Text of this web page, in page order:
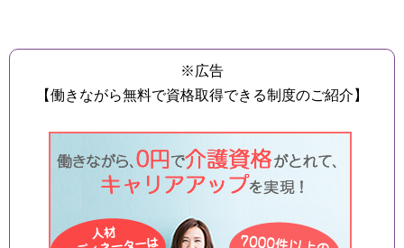
※広告
【働きながら無料で資格取得できる制度のご紹介】